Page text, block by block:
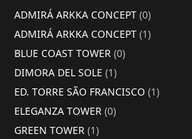
ADMIRÁ ARKKA CONCEPT (0)
ADMIRÁ ARKKA CONCEPT (1)
BLUE COAST TOWER (0)
DIMORA DEL SOLE (1)
ED. TORRE SÃO FRANCISCO (1)
ELEGANZA TOWER (0)
GREEN TOWER (1)